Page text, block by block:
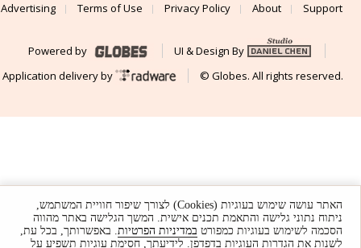
Advertising
Terms of Use Privacy Policy About Support
Powered by
UI & Design By
Application delivery by
© Globes. All rights reserved.
האתר עושה שימוש בעוגיות (Cookies) לצורך שיפור חוויית המשתמש,
ניתוח נתוני גלישה והתאמת תכנים אישית. המשך הגלישה באתר מהווה
הסכמה לשימוש בעוגיות כמפורט במדיניות הפרטיות. באפשרותך, בכל עת,
לשנות את הגדרות העוגיות בדפדפן. לידיעתך, חסימת עוגיות תשפיע על